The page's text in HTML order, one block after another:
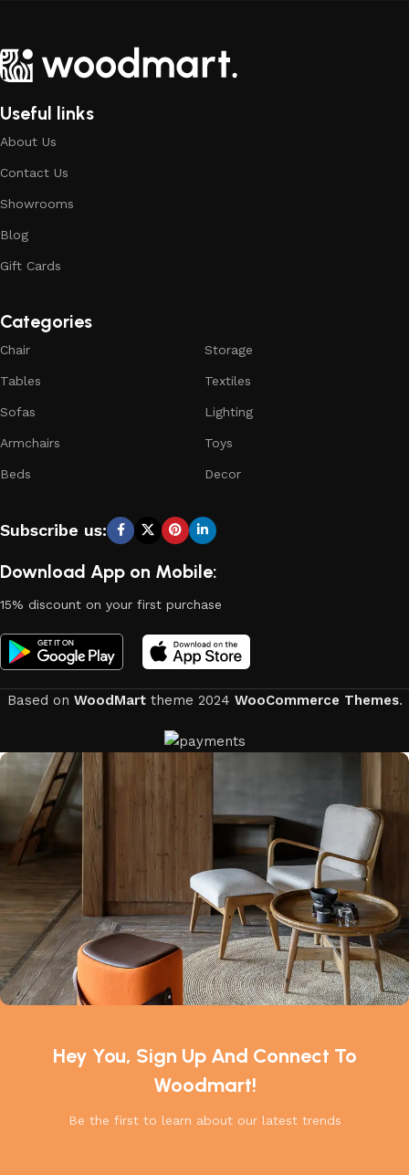
Useful links
About Us
Contact Us
Showrooms
Blog
Gift Cards
Categories
Chair
Tables
Sofas
Armchairs
Beds
Storage
Textiles
Lighting
Toys
Decor
Subscribe us:
Download App on Mobile:
15% discount on your first purchase
Based on WoodMarttheme 2024 WooCommerce Themes.
Hey You, Sign Up And Connect To
Woodmart!
Be the first to learn about our latest trends